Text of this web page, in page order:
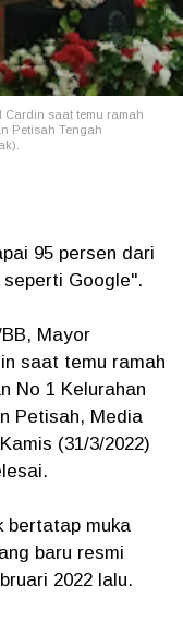
Cardin saat temu ramah
Petisah Tengah
95 persen dari
Google".
Mayor
saat temu ramah
No 1 Kelurahan
Petisah, Media
(31/3/2022)
bertatap muka
baru resmi
2022 lalu.